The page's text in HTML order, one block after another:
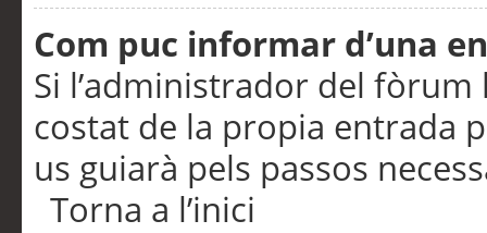
Com puc informar d’una
Si l’administrador del
costat de la propia entrada
us guiarà pels passos
Torna a l’inici